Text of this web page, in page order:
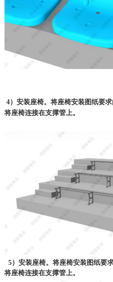
4）安装座椅。将座椅安装图纸要
将座椅连接在支撑管上。
5）安装座椅。将座椅安装图纸要
将座椅连接在支撑管上。